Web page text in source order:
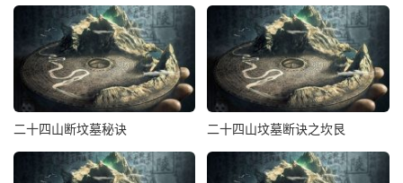
卯水文官兼武官；胸襟胆略人钦畏；坚硬自成显威权，将相
崛起英雄位；庚龙卯水能骤富，更喜高峰镇此位；破局偷盗
兼淫乱，荡产多因贼牵累；坤龙卯上水来去，定主杀戮徒刑
罪。
皆富合家欢；庚砂高峰旗麾样，再得兜鍪掌兵权；四神八将
二十四山断坟墓秘诀 二十四山坟墓断诀之坎艮